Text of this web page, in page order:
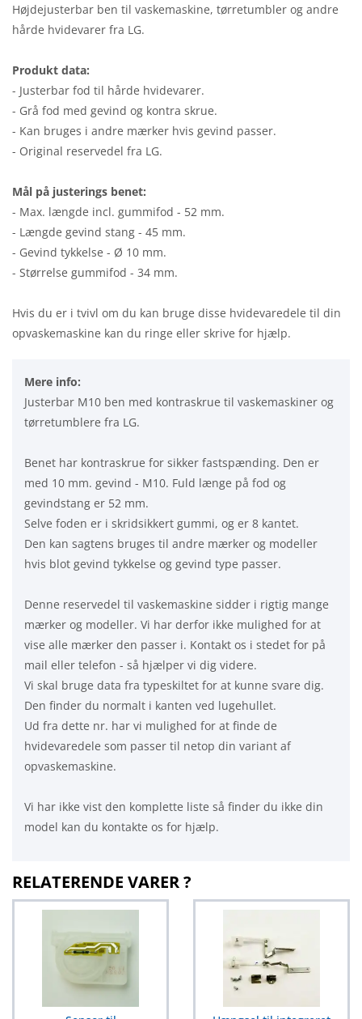
Højdejusterbar ben til vaskemaskine, tørretumbler og andre
hårde hvidevarer fra LG.
Produkt data:
- Justerbar fod til hårde hvidevarer.
- Grå fod med gevind og kontra skrue.
- Kan bruges i andre mærker hvis gevind passer.
- Original reservedel fra LG.
Mål på justerings benet:
- Max. længde incl. gummifod - 52 mm.
- Længde gevind stang - 45 mm.
- Gevind tykkelse - Ø 10 mm.
- Størrelse gummifod - 34 mm.
Hvis du er i tvivl om du kan bruge disse hvidevaredele til din
opvaskemaskine kan du ringe eller skrive for hjælp.
Mere info:
Justerbar M10 ben med kontraskrue til vaskemaskiner og
tørretumblere fra LG.
Benet har kontraskrue for sikker fastspænding. Den er
med 10 mm. gevind - M10. Fuld længe på fod og
gevindstang er 52 mm.
Selve foden er i skridsikkert gummi, og er 8 kantet.
Den kan sagtens bruges til andre mærker og modeller
hvis blot gevind tykkelse og gevind type passer.
Denne reservedel til vaskemaskine sidder i rigtig mange
mærker og modeller. Vi har derfor ikke mulighed for at
vise alle mærker den passer i. Kontakt os i stedet for på
mail eller telefon - så hjælper vi dig videre.
Vi skal bruge data fra typeskiltet for at kunne svare dig.
Den finder du normalt i kanten ved lugehullet.
Ud fra dette nr. har vi mulighed for at finde de
hvidevaredele som passer til netop din variant af
opvaskemaskine.
Vi har ikke vist den komplette liste så finder du ikke din
model kan du kontakte os for hjælp.
RELATERENDE VARER ?